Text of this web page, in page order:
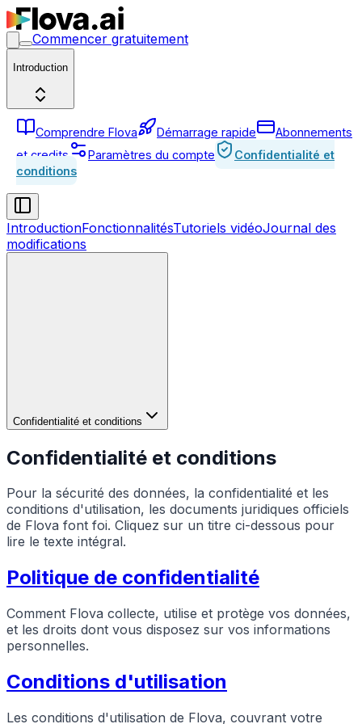
Commencer gratuitement
Introduction
Comprendre Flova Démarrage rapide
Abonnements
et credits
Paramètres du compte
Confidentialité et
conditions
IntroductionFonctionnalitésTutoriels vidéoJournal des
modifications
Confidentialité et conditions
Confidentialité et conditions
Pour la sécurité des données, la confidentialité et les
conditions d'utilisation, les documents juridiques officiels
de Flova font foi. Cliquez sur un titre ci-dessous pour
lire le texte intégral.
Politique de confidentialité
Comment Flova collecte, utilise et protège vos données,
et les droits dont vous disposez sur vos informations
personnelles.
Conditions d'utilisation
Les conditions d'utilisation de Flova, couvrant votre